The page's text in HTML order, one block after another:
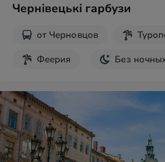
Чернівецькі гарбузи
от Черновцов
Феерия
Без